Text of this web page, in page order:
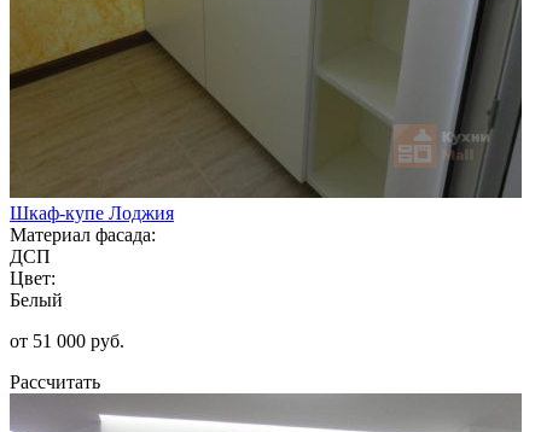
Шкаф-купе Лоджия
Материал фасада:
ДСП
Цвет:
Белый
от 51 000 руб.
Рассчитать